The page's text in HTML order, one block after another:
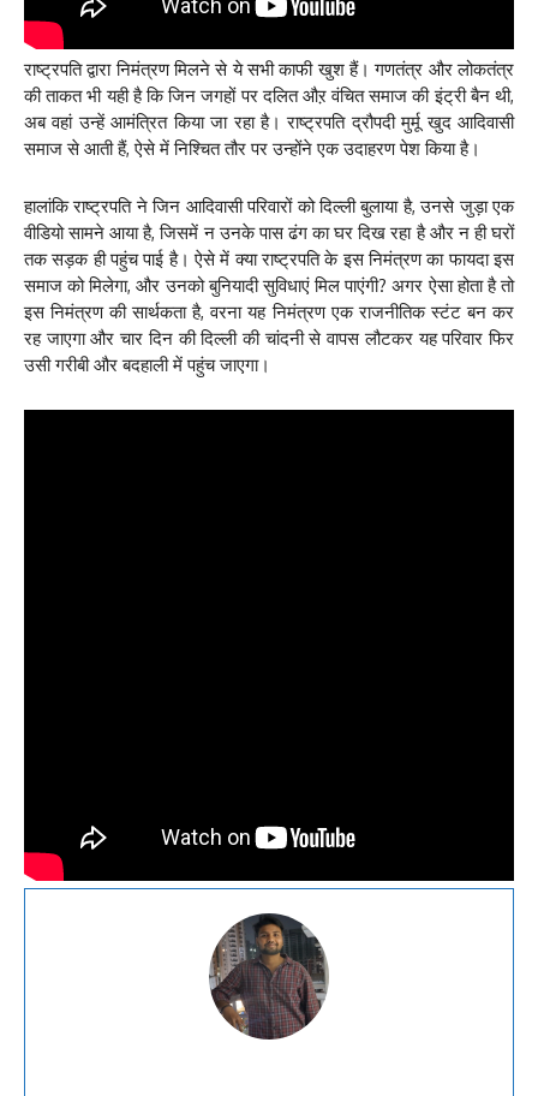
राष्ट्रपति द्वारा निमंत्रण मिलने से ये सभी काफी खुश हैं। गणतंत्र और लोकतंत्र
की ताकत भी यही है कि जिन जगहों पर दलित औऱ वंचित समाज की इंट्री बैन थी,
अब वहां उन्हें आमंत्रित किया जा रहा है। राष्ट्रपति द्रौपदी मुर्मू खुद आदिवासी
समाज से आती हैं, ऐसे में निश्चित तौर पर उन्होंने एक उदाहरण पेश किया है।
हालांकि राष्ट्रपति ने जिन आदिवासी परिवारों को दिल्ली बुलाया है, उनसे जुड़ा एक
वीडियो सामने आया है, जिसमें न उनके पास ढंग का घर दिख रहा है और न ही घरों
तक सड़क ही पहुंच पाई है। ऐसे में क्या राष्ट्रपति के इस निमंत्रण का फायदा इस
समाज को मिलेगा, और उनको बुनियादी सुविधाएं मिल पाएंगी? अगर ऐसा होता है तो
इस निमंत्रण की सार्थकता है, वरना यह निमंत्रण एक राजनीतिक स्टंट बन कर
रह जाएगा और चार दिन की दिल्ली की चांदनी से वापस लौटकर यह परिवार फिर
उसी गरीबी और बदहाली में पहुंच जाएगा।